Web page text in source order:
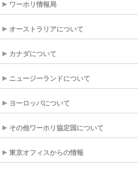
ワーホリ情報局
オーストラリアについて
カナダについて
ニュージーランドについて
ヨーロッパについて
その他ワーホリ協定国について
東京オフィスからの情報